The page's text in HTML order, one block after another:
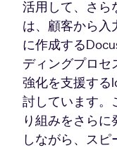
活用して、さら
は、顧客から入
に作成する
ディングプロセ
強化を支援する
討しています。
り組みをさら
しながら、ス